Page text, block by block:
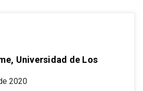
Universidad de Los
2020